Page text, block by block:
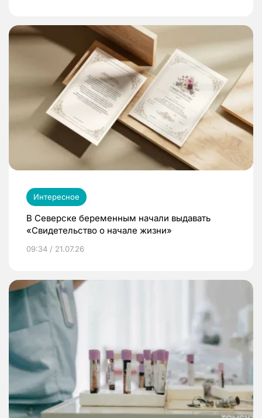
Интересное
В Северске беременным начали выдавать
«Свидетельство о начале жизни»
09:34 / 21.07.26